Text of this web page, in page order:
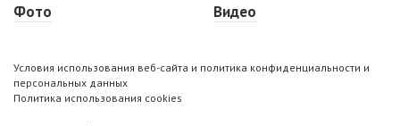
Фото
Видео
Условия использования веб-сайта и политика конфиденциальности и
персональных данных
Политика использования cookies